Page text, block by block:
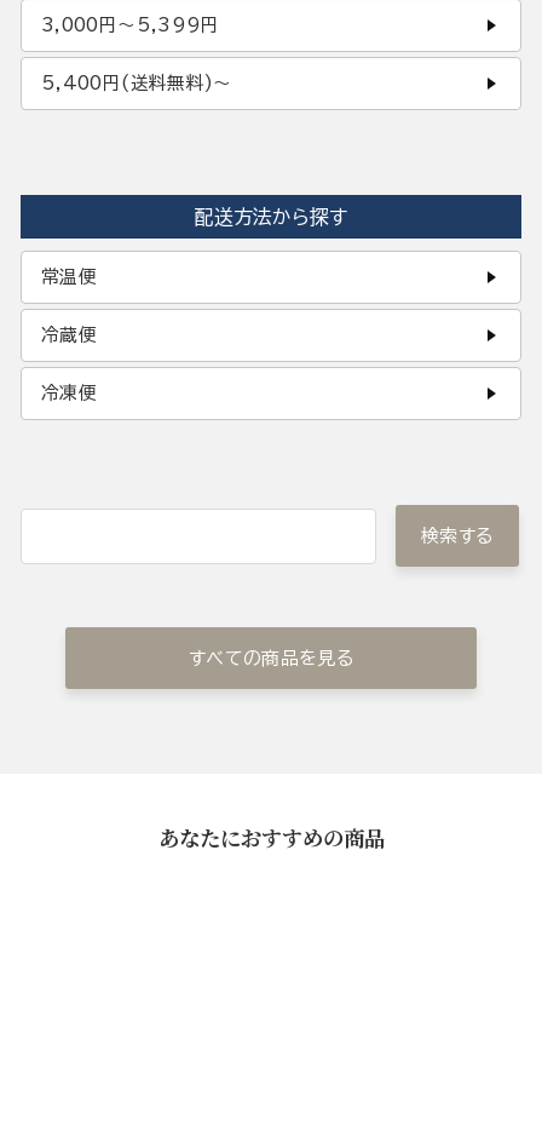
3,000円〜5,399円
5,400円(送料無料)〜
配送方法から探す
常温便
冷蔵便
冷凍便
検索する
すべての商品を見る
あなたにおすすめの商品